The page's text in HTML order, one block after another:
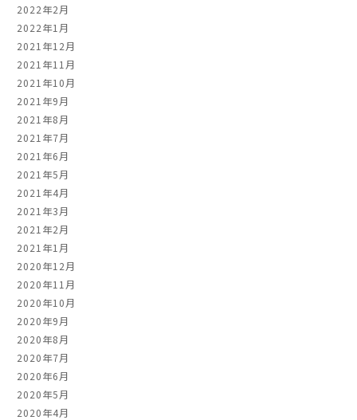
2022年2月
2022年1月
2021年12月
2021年11月
2021年10月
2021年9月
2021年8月
2021年7月
2021年6月
2021年5月
2021年4月
2021年3月
2021年2月
2021年1月
2020年12月
2020年11月
2020年10月
2020年9月
2020年8月
2020年7月
2020年6月
2020年5月
2020年4月